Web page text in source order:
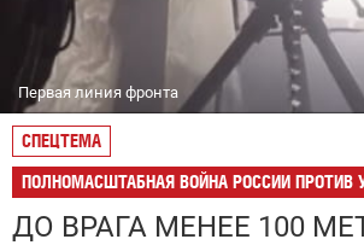
Первая линия фронта
СПЕЦТЕМА
ПОЛНОМАСШТАБНАЯ ВОЙНА РОССИИ ПРОТИВ
ДО ВРАГА МЕНЕЕ 100